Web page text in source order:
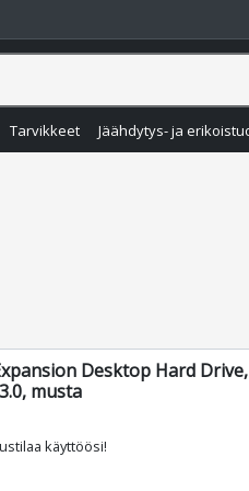
Tarvikkeet Jäähdytys- ja
Desktop Hard
musta
käyttöösi!